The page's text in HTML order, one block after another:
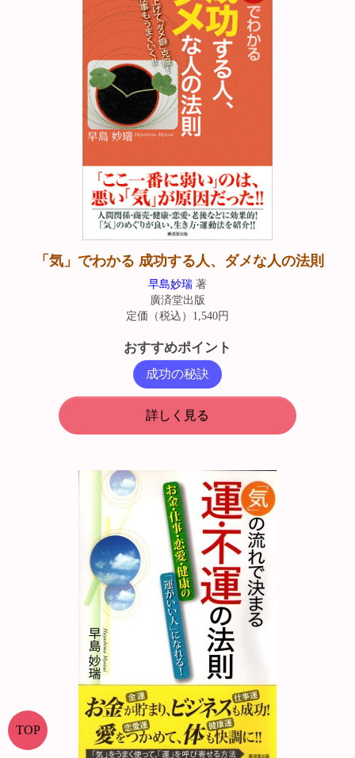
「気」でわかる 成功する人、ダメな人の法則
早島妙瑞 著
廣済堂出版
定価（税込）1,540円
おすすめポイント
成功の秘訣
詳しく見る
TOP